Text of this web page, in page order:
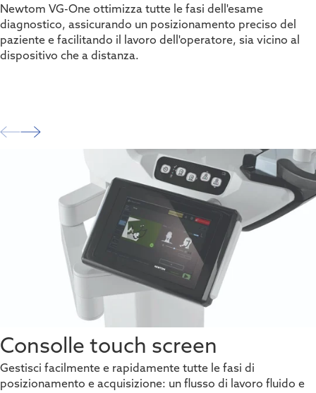
Newtom VG-One ottimizza tutte le fasi dell'esame
diagnostico, assicurando un posizionamento preciso del
paziente e facilitando il lavoro dell'operatore, sia vicino al
dispositivo che a distanza.
Consolle touch screen
Gestisci facilmente e rapidamente tutte le fasi di
posizionamento e acquisizione: un flusso di lavoro fluido e